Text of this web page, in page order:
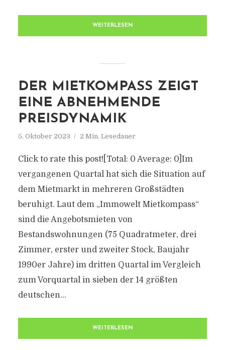
WEITERLESEN
DER MIETKOMPASS ZEIGT
EINE ABNEHMENDE
PREISDYNAMIK
5. Oktober 2023 2 Min. Lesedauer
Click to rate this post![Total: 0 Average: 0]Im
vergangenen Quartal hat sich die Situation auf
dem Mietmarkt in mehreren Großstädten
beruhigt. Laut dem „Immowelt Mietkompass“
sind die Angebotsmieten von
Bestandswohnungen (75 Quadratmeter, drei
Zimmer, erster und zweiter Stock, Baujahr
1990er Jahre) im dritten Quartal im Vergleich
zum Vorquartal in sieben der 14 größten
deutschen...
WEITERLESEN